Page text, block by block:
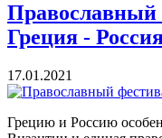
Православный
Греция -
17.01.2021
Грецию и Россию